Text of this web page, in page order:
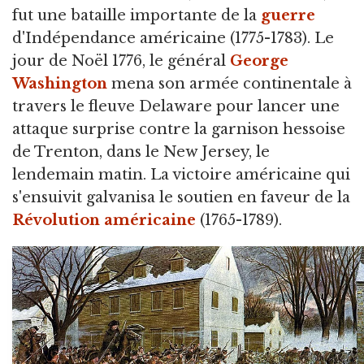
fut une bataille importante de la guerre
d'Indépendance américaine (1775-1783). Le
jour de Noël 1776, le général George
Washington mena son armée continentale à
travers le fleuve Delaware pour lancer une
attaque surprise contre la garnison hessoise
de Trenton, dans le New Jersey, le
lendemain matin. La victoire américaine qui
s'ensuivit galvanisa le soutien en faveur de la
Révolution américaine (1765-1789).